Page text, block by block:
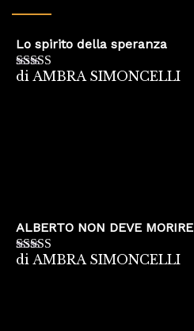
Lo spirito della speranza
Valutato5su
di AMBRA SIMONCELLI
ALBERTO NON DEVE MORIRE
Valutato5su
di AMBRA SIMONCELLI